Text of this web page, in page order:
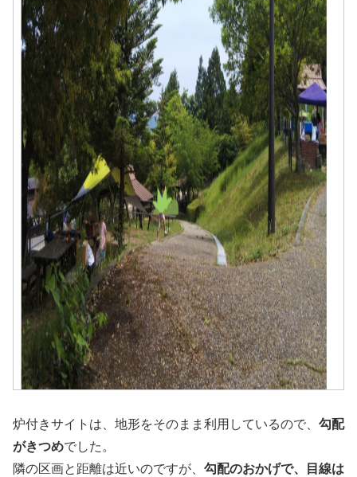
炉付きサイトは、地形をそのまま利用しているので、 勾配
がきつめでした。
隣の区画と距離は近いのですが、 勾配のおかげで、目線は